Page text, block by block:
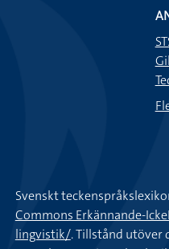
Svenskt
Commons Erkännande-
lingvistik/. Tillstånd utöver